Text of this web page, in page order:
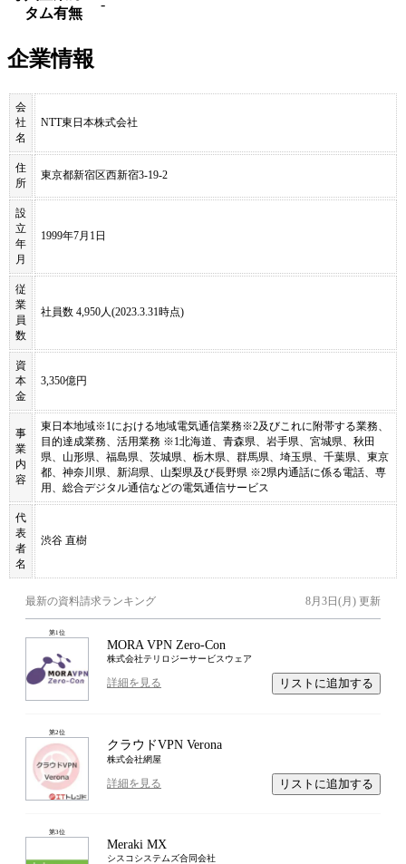
タム有無
-
企業情報
会
社
名
NTT東日本株式会社
住
所
東京都新宿区西新宿3-19-2
設
立
年
月
1999年7月1日
従
業
員
数
社員数 4,950人(2023.3.31時点)
資
本
金
3,350億円
事
業
内
容
東日本地域※1における地域電気通信業務※2及びこれに附帯する業務、
目的達成業務、活用業務 ※1北海道、青森県、岩手県、宮城県、秋田
県、山形県、福島県、茨城県、栃木県、群馬県、埼玉県、千葉県、東京
都、神奈川県、新潟県、山梨県及び長野県 ※2県内通話に係る電話、専
用、総合デジタル通信などの電気通信サービス
代
表
者
名
渋谷 直樹
最新の資料請求ランキング 8月3日(月) 更新
第1位
MORA VPN Zero-Con
株式会社テリロジーサービスウェア
詳細を見る リストに追加する
第2位
クラウドVPN Verona
株式会社網屋
詳細を見る リストに追加する
第3位
Meraki MX
シスコシステムズ合同会社